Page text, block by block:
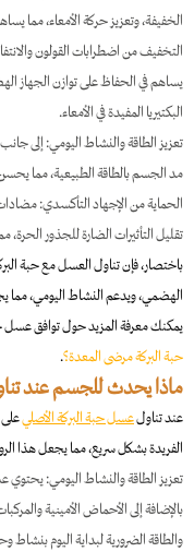
الخفيفة، وتعزيز حركة الأمعاء،
التخفيف من اضطرابات القولون
يساهم في الحفاظ على توازن الجهاز
البكتيريا المفيدة في الأمعاء.
تعزيز الطاقة والنشاط اليومي: إلى
مد الجسم بالطاقة الطبيعية، مما يحسن
الحماية من الإجهاد التأكسدي:
تقليل التأثيرات الضارة للجذور
باختصار، فإن تناول العسل مع حبة
الهضمي، ويدعم النشاط اليومي،
يمكنك معرفة المزيد حول توافق
حبة البركة مرضى المعدة؟.
ماذا يحدث للجسم عند
عند تناولعسل حبة البركة الأصلي
الفريدة بشكل سريع، مما يجعل هذا
تعزيز الطاقة والنشاط اليومي:
بالإضافة إلى الأحماض الأمينية
والطاقة الضرورية لبداية اليوم بنشاط